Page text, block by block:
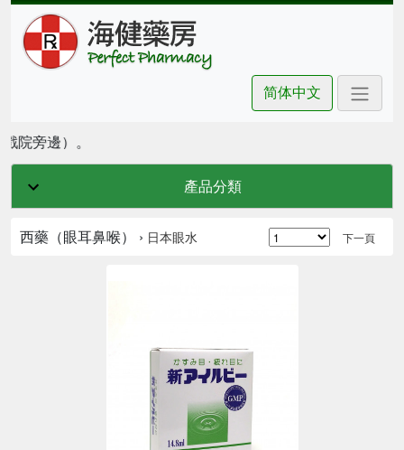
简体中文
旁邊）。
產品分類
西藥（眼耳鼻喉） › 日本眼水 下一頁